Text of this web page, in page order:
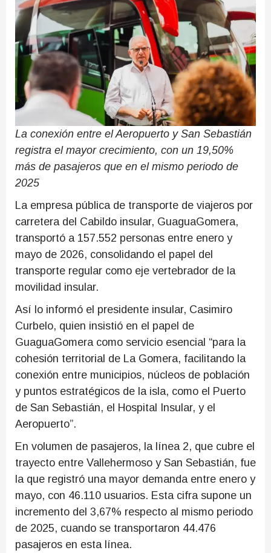
La conexión entre el Aeropuerto y San Sebastián
registra el mayor crecimiento, con un 19,50%
más de pasajeros que en el mismo periodo de
2025
La empresa pública de transporte de viajeros por
carretera del Cabildo insular, GuaguaGomera,
transportó a 157.552 personas entre enero y
mayo de 2026, consolidando el papel del
transporte regular como eje vertebrador de la
movilidad insular.
Así lo informó el presidente insular, Casimiro
Curbelo, quien insistió en el papel de
GuaguaGomera como servicio esencial “para la
cohesión territorial de La Gomera, facilitando la
conexión entre municipios, núcleos de población
y puntos estratégicos de la isla, como el Puerto
de San Sebastián, el Hospital Insular, y el
Aeropuerto”.
En volumen de pasajeros, la línea 2, que cubre el
trayecto entre Vallehermoso y San Sebastián, fue
la que registró una mayor demanda entre enero y
mayo, con 46.110 usuarios. Esta cifra supone un
incremento del 3,67% respecto al mismo periodo
de 2025, cuando se transportaron 44.476
pasajeros en esta línea.